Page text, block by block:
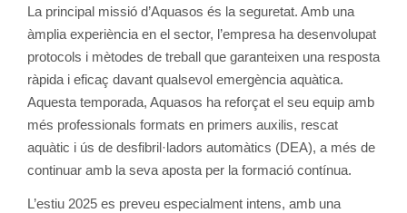
La principal missió d’Aquasos és la seguretat. Amb una
àmplia experiència en el sector, l’empresa ha desenvolupat
protocols i mètodes de treball que garanteixen una resposta
ràpida i eficaç davant qualsevol emergència aquàtica.
Aquesta temporada, Aquasos ha reforçat el seu equip amb
més professionals formats en primers auxilis, rescat
aquàtic i ús de desfibril·ladors automàtics (DEA), a més de
continuar amb la seva aposta per la formació contínua.
L’estiu 2025 es preveu especialment intens, amb una